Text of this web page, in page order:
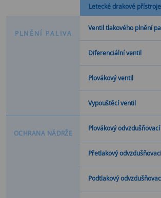
Letecké drakové přístroje
P LN Ě N Í PAL IVA
Ventil tlakového plnění
Diferenciální ventil
Plovákový ventil
Vypouštěcí ventil
OCHRANA NÁDRŽE
Plovákový
Přetlakový
Podtlakový